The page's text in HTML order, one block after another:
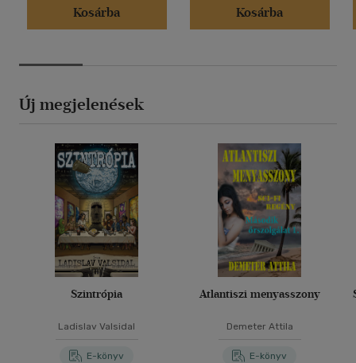
Kosárba
Kosárba
Új megjelenések
Szintrópia
Ladislav Valsidal
E-könyv
Atlantiszi menyasszony
Demeter Attila
E-könyv